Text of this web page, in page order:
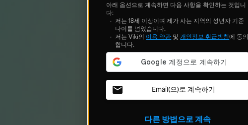
아래 옵션으로 계속하면 다음 사항을 확인하는 것입니
다:
저는 18세 이상이며 제가 사는 지역의 성년자 기준
나이를 넘었습니다.
저는 Viki의 이용 약관 및 개인정보 취급방침에 동의
합니다.
Email(으)로 계속하기
다른 방법으로 계속